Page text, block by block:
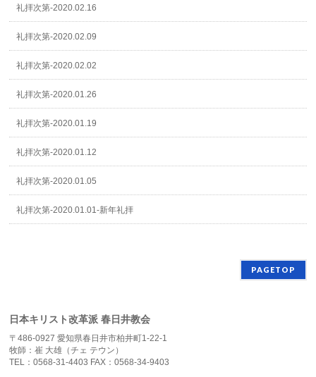
礼拝次第-2020.02.16
礼拝次第-2020.02.09
礼拝次第-2020.02.02
礼拝次第-2020.01.26
礼拝次第-2020.01.19
礼拝次第-2020.01.12
礼拝次第-2020.01.05
礼拝次第-2020.01.01-新年礼拝
PAGETOP
日本キリスト改革派 春日井教会
〒486-0927 愛知県春日井市柏井町1-22-1
牧師：崔 大雄（チェ テウン）
TEL：0568-31-4403 FAX：0568-34-9403